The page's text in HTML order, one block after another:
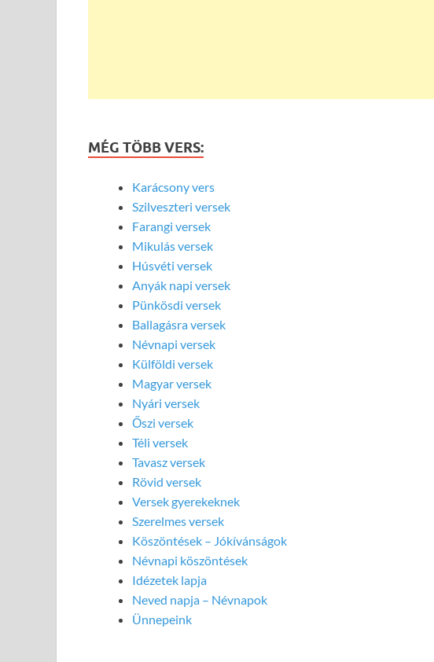
MÉG TÖBB VERS:
Karácsony vers
Szilveszteri versek
Farangi versek
Mikulás versek
Húsvéti versek
Anyák napi versek
Pünkösdi versek
Ballagásra versek
Névnapi versek
Külföldi versek
Magyar versek
Nyári versek
Őszi versek
Téli versek
Tavasz versek
Rövid versek
Versek gyerekeknek
Szerelmes versek
Köszöntések – Jókívánságok
Névnapi köszöntések
Idézetek lapja
Neved napja – Névnapok
Ünnepeink